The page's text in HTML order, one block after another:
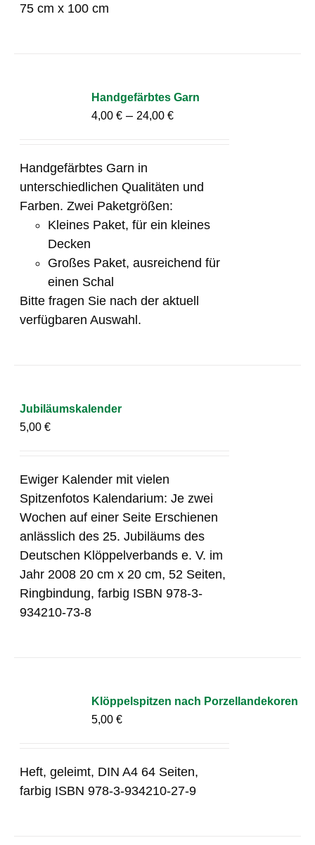
75 cm x 100 cm
Handgefärbtes Garn
4,00€ – 24,00€
Handgefärbtes Garn in
unterschiedlichen Qualitäten und
Farben. Zwei Paketgrößen:
Kleines Paket, für ein kleines
Decken
Großes Paket, ausreichend für
einen Schal
Bitte fragen Sie nach der aktuell
verfügbaren Auswahl.
Jubiläumskalender
5,00€
Ewiger Kalender mit vielen
Spitzenfotos Kalendarium: Je zwei
Wochen auf einer Seite Erschienen
anlässlich des 25. Jubiläums des
Deutschen Klöppelverbands e. V. im
Jahr 2008 20 cm x 20 cm, 52 Seiten,
Ringbindung, farbig ISBN 978-3-
934210-73-8
Klöppelspitzen nach Porzellandekoren
5,00€
Heft, geleimt, DIN A4 64 Seiten,
farbig ISBN 978-3-934210-27-9